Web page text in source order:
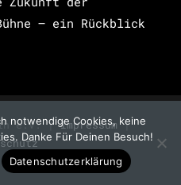
– ein Rückblick
e.V. |Impressum |
notwendige Cookies, keine
Danke Für Deinen Besuch!
Datenschutzerklärung